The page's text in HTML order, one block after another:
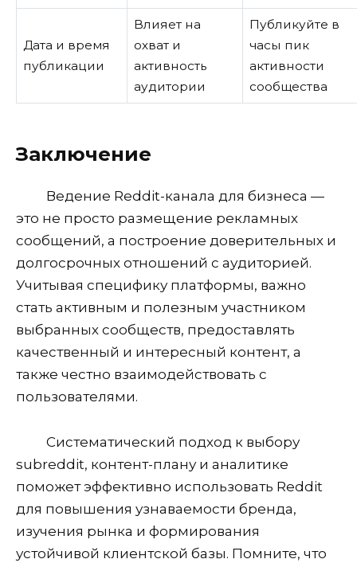
Дата и время
публикации
Влияет на
охват и
активность
аудитории
Публикуйте в
часы пик
активности
сообщества
Заключение
Ведение Reddit-канала для бизнеса —
это не просто размещение рекламных
сообщений, а построение доверительных и
долгосрочных отношений с аудиторией.
Учитывая специфику платформы, важно
стать активным и полезным участником
выбранных сообществ, предоставлять
качественный и интересный контент, а
также честно взаимодействовать с
пользователями.
Систематический подход к выбору
subreddit, контент-плану и аналитике
поможет эффективно использовать Reddit
для повышения узнаваемости бренда,
изучения рынка и формирования
устойчивой клиентской базы. Помните, что